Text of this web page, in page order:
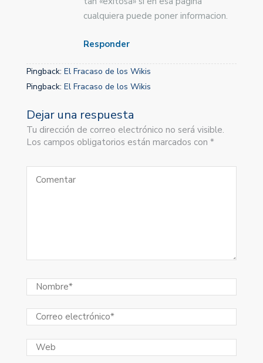
cualquiera puede poner informacion.
Responder
Pingback: El Fracaso de los Wikis
Pingback: El Fracaso de los Wikis
Dejar una respuesta
Tu dirección de correo electrónico no será visible.
Los campos obligatorios están marcados con *